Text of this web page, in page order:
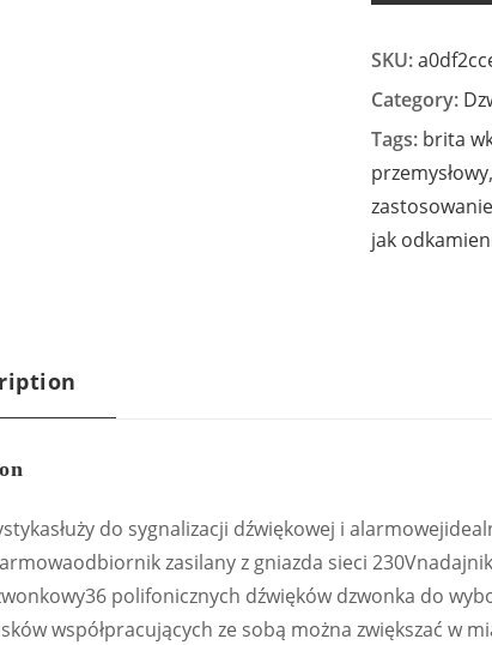
SKU:
Category:
Tags: brita
przemysłowy,
jak
do sygnalizacji dźwiękowej i
zasilany z gniazda sieci
polifonicznych dźwięków dzwonka do
współpracujących ze sobą można zwiększać w